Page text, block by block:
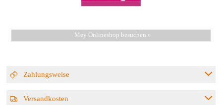
Mey Onlineshop besuchen »
Zahlungsweise
Versandkosten